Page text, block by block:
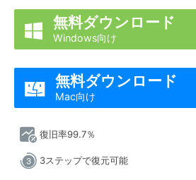
 無料ダウンロード
Windows向け
 無料ダウンロード
Mac向け
復旧率99.7％
3ステップで復元可能